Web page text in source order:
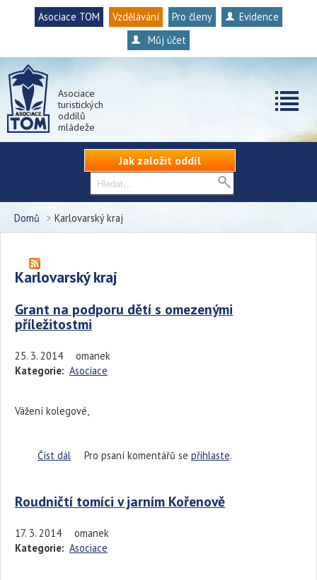
Asociace TOM Vzdělávání Pro členy
Evidence
Můj účet
Asociace
turistických
oddílů
mládeže
Jak založit oddíl
Domů > Karlovarský kraj
Karlovarský kraj
Grant na podporu dětí s omezenými
příležitostmi
25. 3. 2014
omanek
Kategorie: Asociace
Vážení kolegové,
Číst dál Grant na podporu dětí s omezenými příležitostmi
Pro psaní komentářů se přihlaste.
Roudničtí tomíci v jarním Kořenově
17. 3. 2014
omanek
Kategorie: Asociace